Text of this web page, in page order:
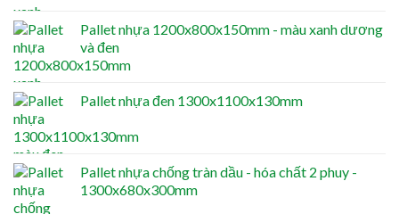
Pallet nhựa 1200x800x150mm - màu xanh dương
và đen
Pallet nhựa đen 1300x1100x130mm
Pallet nhựa chống tràn dầu - hóa chất 2 phuy -
1300x680x300mm